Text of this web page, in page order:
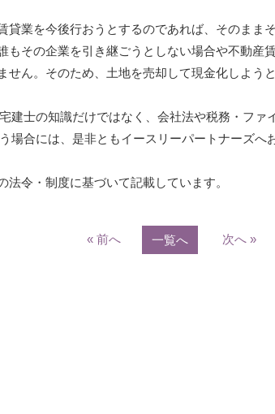
業を今後行おうとするのであれば、そのまま
もその企業を引き継ごうとしない場合や不動産
せん。そのため、土地を売却して現金化しよう
士の知識だけではなく、会社法や税務・ファ
場合には、是非ともイースリーパートナーズへ
令・制度に基づいて記載しています。
« 前へ 一覧へ 次へ »